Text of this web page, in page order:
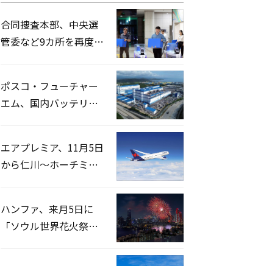
合同捜査本部、中央選
管委など9カ所を再度家
ポスコ・フューチャー
エム、国内バッテリー
エアプレミア、11月5日
から仁川〜ホーチミン
ハンファ、来月5日に
「ソウル世界花火祭り